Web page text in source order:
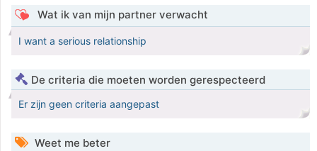
Wat ik van mijn partner verwacht
I want a serious relationship
De criteria die moeten worden gerespecteerd
Er zijn geen criteria aangepast
Weet me beter